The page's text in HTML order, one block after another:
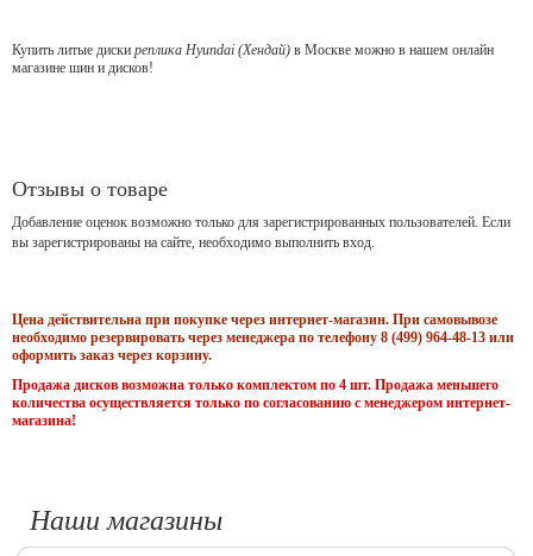
Купить литые диски реплика Hyundai (Хендай) в Москве можно в нашем онлайн
магазине шин и дисков!
Отзывы о товаре
Добавление оценок возможно только для зарегистрированных пользователей. Если
вы зарегистрированы на сайте, необходимо выполнить вход.
Цена действительна при покупке через интернет-магазин. При самовывозе
необходимо резервировать через менеджера по телефону 8 (499) 964-48-13 или
оформить заказ через корзину.
Продажа дисков возможна только комплектом по 4 шт. Продажа меньшего
количества осуществляется только по согласованию с менеджером интернет-
магазина!
Наши магазины